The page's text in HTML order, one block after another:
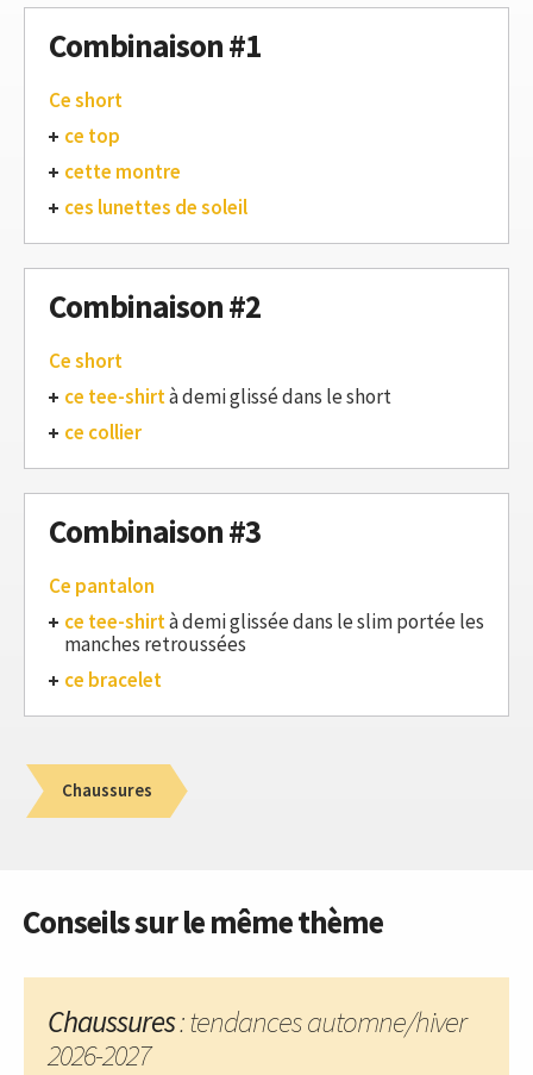
Combinaison #1
Ce short
ce top
cette montre
ces lunettes de soleil
Combinaison #2
Ce short
ce tee-shirtà demi glissé dans le short
ce collier
Combinaison #3
Ce pantalon
ce tee-shirtà demi glissée dans le slim portée les
manches retroussées
ce bracelet
Chaussures
Conseils sur le même thème
Chaussures: tendances automne/hiver
2026-2027